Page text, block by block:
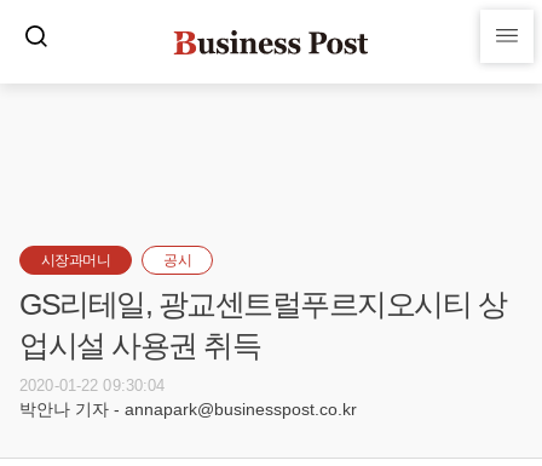
시장과머니 공시
GS리테일, 광교센트럴푸르지오시티 상
업시설 사용권 취득
2020-01-22 09:30:04
박안나 기자 - annapark@businesspost.co.kr